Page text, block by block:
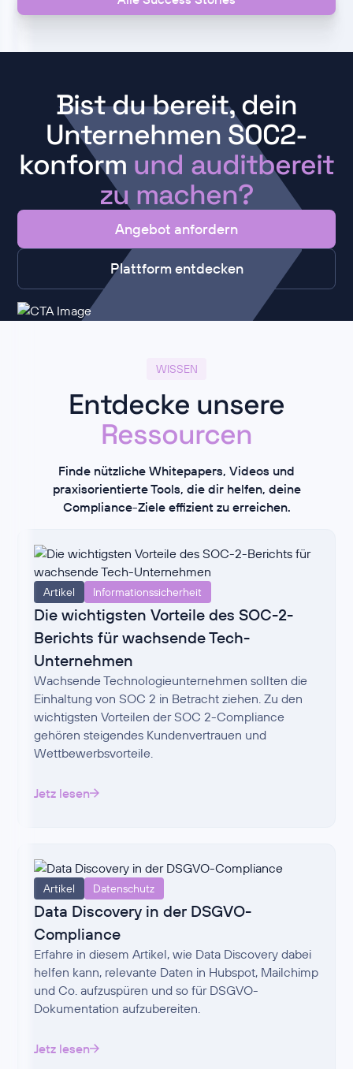
Bist du bereit, dein
Unternehmen SOC2-
konform und auditbereit
zu machen?
Angebot anfordern
Plattform entdecken
WISSEN
Entdecke unsere
Ressourcen
Finde nützliche Whitepapers, Videos und
praxisorientierte Tools, die dir helfen, deine
Compliance-Ziele effizient zu erreichen.
Artikel Informationssicherheit
Die wichtigsten Vorteile des SOC-2-
Berichts für wachsende Tech-
Unternehmen
Wachsende Technologieunternehmen sollten die
Einhaltung von SOC 2 in Betracht ziehen. Zu den
wichtigsten Vorteilen der SOC 2-Compliance
gehören steigendes Kundenvertrauen und
Wettbewerbsvorteile.
Jetz lesen
Artikel Datenschutz
Data Discovery in der DSGVO-
Compliance
Erfahre in diesem Artikel, wie Data Discovery dabei
helfen kann, relevante Daten in Hubspot, Mailchimp
und Co. aufzuspüren und so für DSGVO-
Dokumentation aufzubereiten.
Jetz lesen